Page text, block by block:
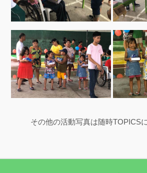
その他の活動写真は随時TOPICS